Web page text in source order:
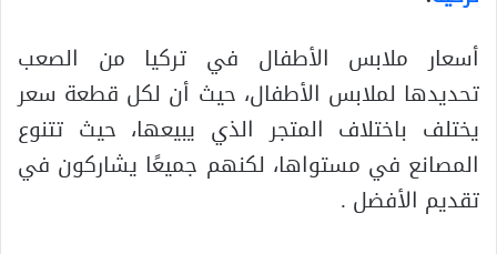
أسعار ملابس الأطفال في تركيا من الصعب
تحديدها لملابس الأطفال، حيث أن لكل قطعة سعر
يختلف باختلاف المتجر الذي يبيعها، حيث تتنوع
المصانع في مستواها، لكنهم جميعًا يشاركون في
تقديم الأفضل .